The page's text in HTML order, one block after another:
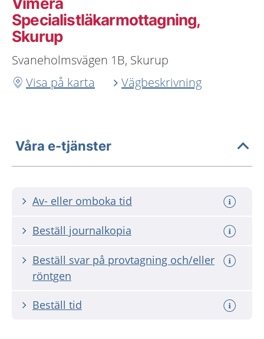
Specialistläkarmottagning,
Skurup
Svaneholmsvägen 1B, Skurup
Visa på karta
Vägbeskrivning
Våra e-tjänster
Av- eller omboka tid
Beställ journalkopia
Beställ svar på provtagning och/eller
röntgen
Beställ tid